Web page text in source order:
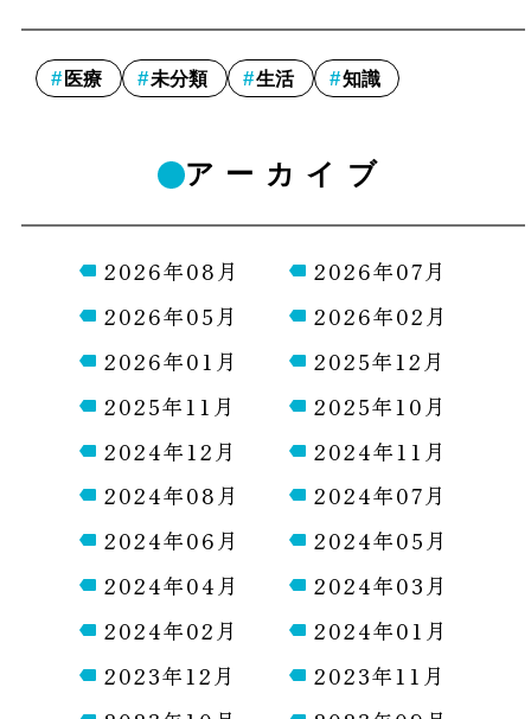
医療 未分類 生活 知識
アーカイブ
2026年08月
2026年07月
2026年05月
2026年02月
2026年01月
2025年12月
2025年11月
2025年10月
2024年12月
2024年11月
2024年08月
2024年07月
2024年06月
2024年05月
2024年04月
2024年03月
2024年02月
2024年01月
2023年12月
2023年11月